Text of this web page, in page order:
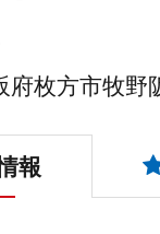
府枚方市牧野
報